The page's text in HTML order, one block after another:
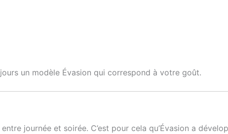
un modèle Évasion qui correspond à votre goût.
journée et soirée. C’est pour cela qu’Évasion a